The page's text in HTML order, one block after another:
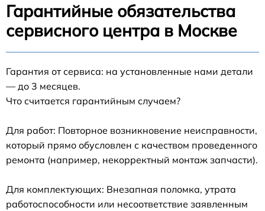
Гарантийные обязательства
сервисного центра в Москве
Гарантия от сервиса: на установленные нами детали
— до 3 месяцев.
Что считается гарантийным случаем?
Для работ: Повторное возникновение неисправности,
который прямо обусловлен с качеством проведенного
ремонта (например, некорректный монтаж запчасти).
Для комплектующих: Внезапная поломка, утрата
работоспособности или несоответствие заявленным